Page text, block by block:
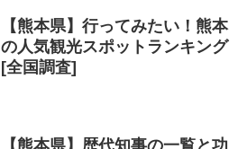
【熊本県】行ってみたい！熊本
の人気観光スポットランキング
[全国調査]
【熊本県】歴代知事の一覧と功